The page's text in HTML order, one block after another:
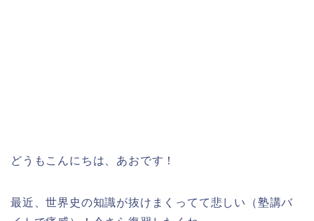
どうもこんにちは、あおです！
最近、世界史の知識が抜けまくってて悲しい（塾講バ